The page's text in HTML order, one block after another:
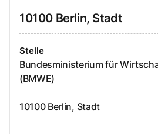
10100 Berlin, Stadt
Stelle
Bundesministerium für
(BMWE)
10100 Berlin, Stadt